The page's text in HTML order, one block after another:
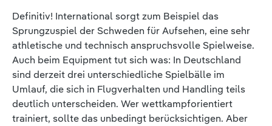
Definitiv! International sorgt zum Beispiel das
Sprungzuspiel der Schweden für Aufsehen, eine sehr
athletische und technisch anspruchsvolle Spielweise.
Auch beim Equipment tut sich was: In Deutschland
sind derzeit drei unterschiedliche Spielbälle im
Umlauf, die sich in Flugverhalten und Handling teils
deutlich unterscheiden. Wer wettkampforientiert
trainiert, sollte das unbedingt berücksichtigen. Aber